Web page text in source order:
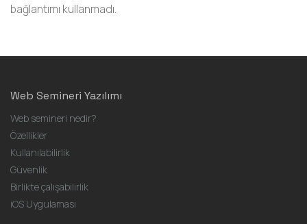
bağlantımı kullanmadı.
Web Semineri Yazılımı
Web semineri nedir?
Özellikler
Kullanılabilirlik
Güvenlik
Birlikte çalışabilirlik
iOS Uygulaması